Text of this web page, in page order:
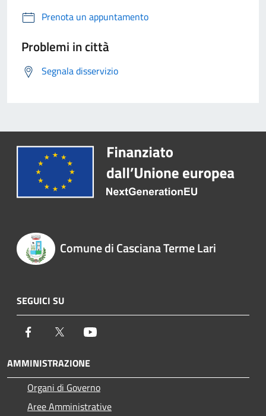
Prenota un appuntamento
Problemi in città
Segnala disservizio
Comune di Casciana Terme Lari
SEGUICI SU
Facebook Twitter
AMMINISTRAZIONE
Organi di Governo
Aree Amministrative